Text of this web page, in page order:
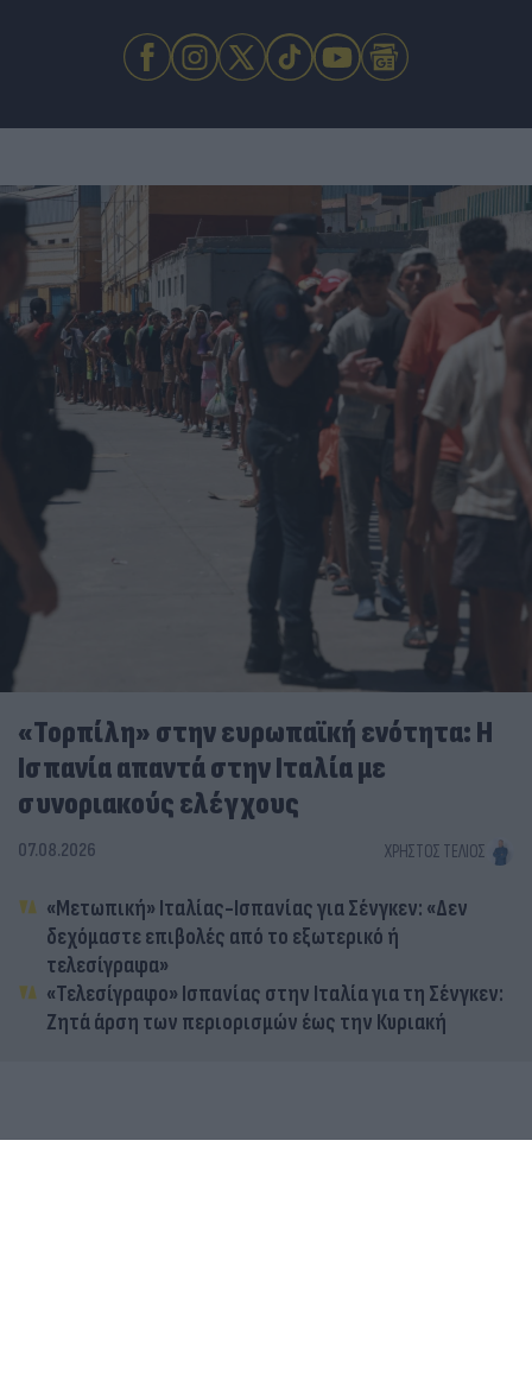
«Τορπίλη» στην ευρωπαϊκή ενότητα: Η
Ισπανία απαντά στην Ιταλία με
συνοριακούς ελέγχους
07.08.2026 ΧΡΉΣΤΟΣ ΤΈΛΙΟΣ
«Μετωπική» Ιταλίας-Ισπανίας για Σένγκεν: «Δεν
δεχόμαστε επιβολές από το εξωτερικό ή
τελεσίγραφα»
«Τελεσίγραφο» Ισπανίας στην Ιταλία για τη Σένγκεν:
Ζητά άρση των περιορισμών έως την Κυριακή